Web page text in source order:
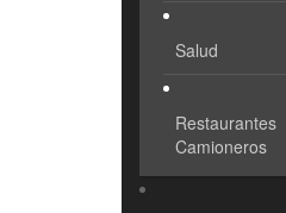
Salud
Restaurantes
Camioneros